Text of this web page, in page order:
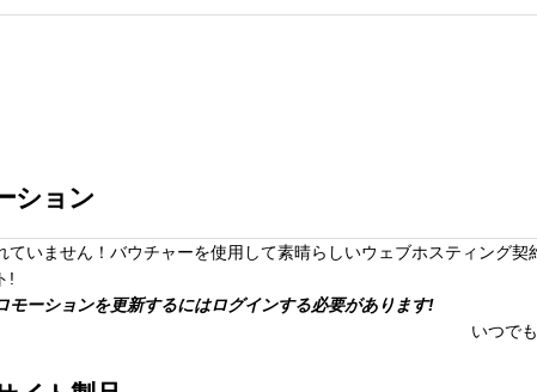
ション
ていません！バウチャーを使用して素晴らしいウェブホスティング
!
モーションを更新するにはログインする必要があります!
いつでも